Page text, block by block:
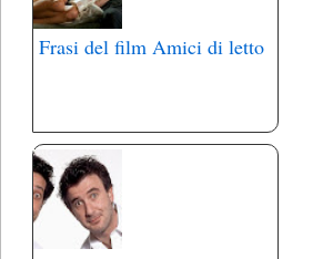
Frasi del film Amici di letto